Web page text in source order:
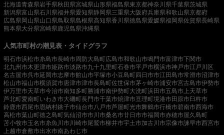
北海道青森県岩手県秋田県宮城県山形県福島県東京都神奈川県千葉県茨城県
新潟県富山県石川県福井県愛知県静岡県三重県大阪府兵庫県和歌山県京都府
広島県岡山県山口県鳥取県島根県高知県香川県徳島県愛媛県福岡県佐賀県長崎県
熊本県大分県宮崎県 鹿児島県沖縄県
人気市町村の潮見表・タイドグラフ
明石市浜松市糸島市長崎市周防大島町広島市和歌山市鳴門市富津市下関市
北九州市木更津市姫路市淡路市九十九里町石巻市平戸市横浜市神戸市江戸川区
名古屋市呉市延岡市志摩市館山市平塚市小豆島町四日市市江田島市常滑市沼津市
松山市福山市横須賀市唐津市津市長島町佐世保市茅ヶ崎市浦安市宮古島市伊勢市
伊万里市天草市今治市南知多町勝浦市南伊勢町大洗町浜田市五島市 上天草市
芦北町愛南町いわき市大磯町長門市千葉市焼津市亘理町境港市田原市臼杵市
鈴鹿市西尾市恩納村銚子市仙台市八戸市芦屋町光市舞鶴市行橋市碧南市西海市
高松市葉山町徳之島町気仙沼市市川市桑名市廿日市市福岡市赤穂市屋久島町
苫小牧市玉名市糸魚川市 川崎市尾鷲市柳井市宇土市加古川市宗像市諫早市西宮市
上越市倉敷市出水市南あわじ市